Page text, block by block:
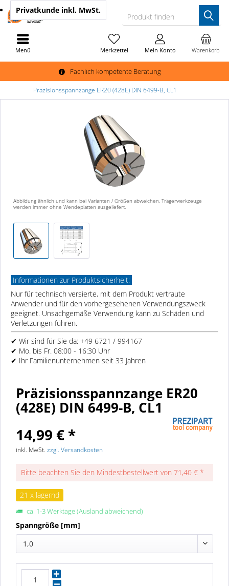
Fachlich kompetente Beratung
Produkt finden
Warenkorb
Merkzettel Mein Konto
Privatkunde inkl. MwSt.
Menü
Präzisionsspannzange ER20 (428E) DIN 6499-B, CL1
Abbildung ähnlich und kann bei Varianten / Größen abweichen. Trägerwerkzeuge
werden immer ohne Wendeplatten ausgeliefert.
Informationen zur Produktsicherheit:
Nur für technisch versierte, mit dem Produkt vertraute
Anwender und für den vorhergesehenen Verwendungszweck
geeignet. Unsachgemäße Verwendung kann zu Schäden und
Verletzungen führen.
✔ Wir sind für Sie da: +49 6721 / 994167
✔ Mo. bis Fr. 08:00 - 16:30 Uhr
✔ Ihr Familienunternehmen seit 33 Jahren
Präzisionsspannzange ER20
(428E) DIN 6499-B, CL1
14,99 € *
inkl. MwSt. zzgl. Versandkosten
Bitte beachten Sie den Mindestbestellwert von 71,40 € *
21 x lagernd
ca. 1-3 Werktage (Ausland abweichend)
Spanngröße [mm]
1,0